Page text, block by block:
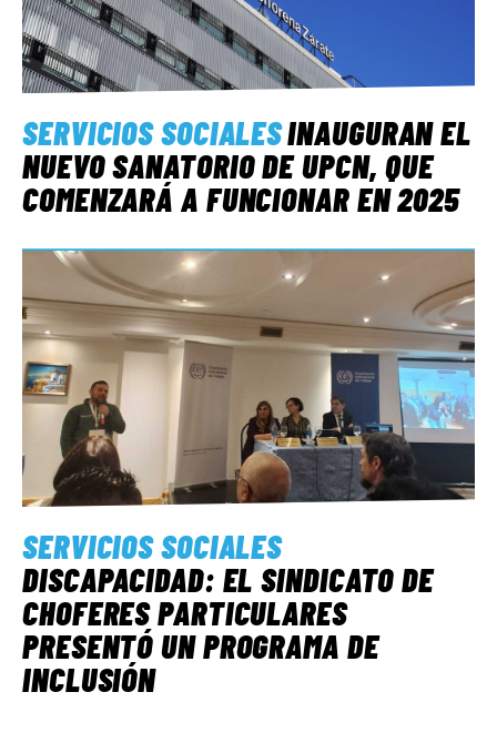
SERVICIOS SOCIALESINAUGURAN EL
NUEVO SANATORIO DE UPCN, QUE
COMENZARÁ A FUNCIONAR EN 2025
SERVICIOS SOCIALES
DISCAPACIDAD: EL SINDICATO DE
CHOFERES PARTICULARES
PRESENTÓ UN PROGRAMA DE
INCLUSIÓN